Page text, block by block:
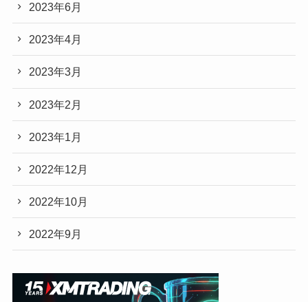
2023年6月
2023年4月
2023年3月
2023年2月
2023年1月
2022年12月
2022年10月
2022年9月